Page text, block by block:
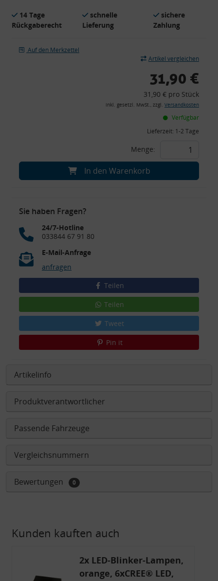
14 Tage
Rückgaberecht
schnelle
Lieferung
sichere
Zahlung
Auf den Merkzettel
Artikel vergleichen
31,90 €
31,90 € pro Stück
inkl. gesetzl. MwSt., zzgl. Versandkosten
Verfügbar
Lieferzeit: 1-2 Tage
Menge:
In den Warenkorb
Sie haben Fragen?
24/7-Hotline
033844 67 91 80
E-Mail-Anfrage
anfragen
Teilen
Teilen
Tweet
Pin it
Artikelinfo
Produktverantwortlicher
Passende Fahrzeuge
Vergleichsnummern
Bewertungen 0
Kunden kauften auch
2x LED-Blinker-Lampen,
orange, 6xCREE® LED,